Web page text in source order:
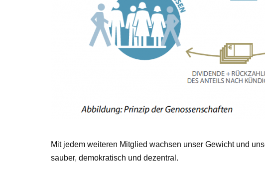
Mit jedem weiteren Mitglied wachsen unser Gewicht und
sauber, demokratisch und dezentral.